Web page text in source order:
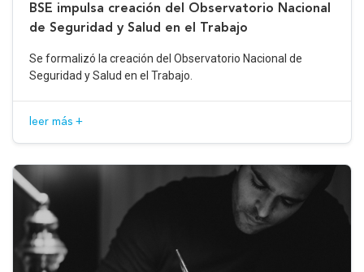
BSE impulsa creación del Observatorio Nacional
de Seguridad y Salud en el Trabajo
Se formalizó la creación del Observatorio Nacional de
Seguridad y Salud en el Trabajo.
leer más +